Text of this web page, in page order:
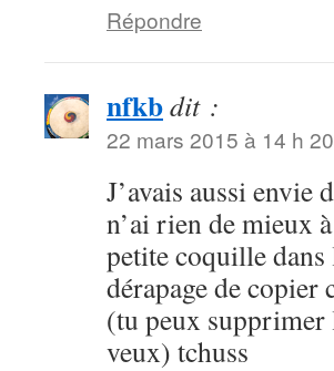
Répondre
nfkbdit :
22 mars 2015 à 14 h
J’avais aussi envie
n’ai rien de mieux
petite coquille
dérapage de copier
(tu peux supprimer
veux) tchuss